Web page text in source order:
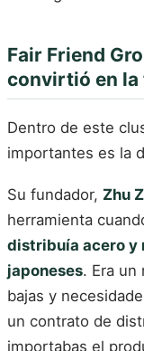
Fair Friend
convirtió en la
Dentro de este
importantes es la
Su fundador, Zhu
herramienta
distribuía acero y
japoneses. Era un
bajas y
un contrato de
importabas el